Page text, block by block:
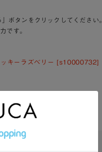
ボタンをクリックしてください
です。
ッキーラズベリー [s10000732]